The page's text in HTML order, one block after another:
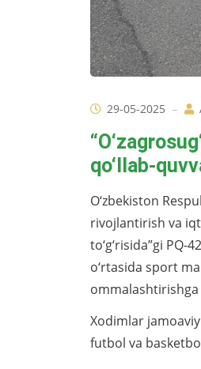
29-05-2025
qo‘llab-
O‘zbekiston
rivojlantirish va
to‘g‘risida”gi
o‘rtasida sport
Xodimlar
futbol va